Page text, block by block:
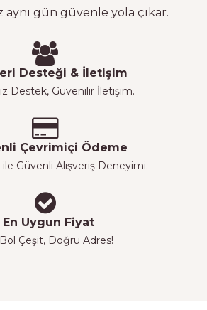
gün güvenle yola çıkar.
Desteği & İletişim
Destek, Güvenilir İletişim.
Çevrimiçi Ödeme
Güvenli Alışveriş Deneyimi.
En Uygun Fiyat
Çeşit, Doğru Adres!